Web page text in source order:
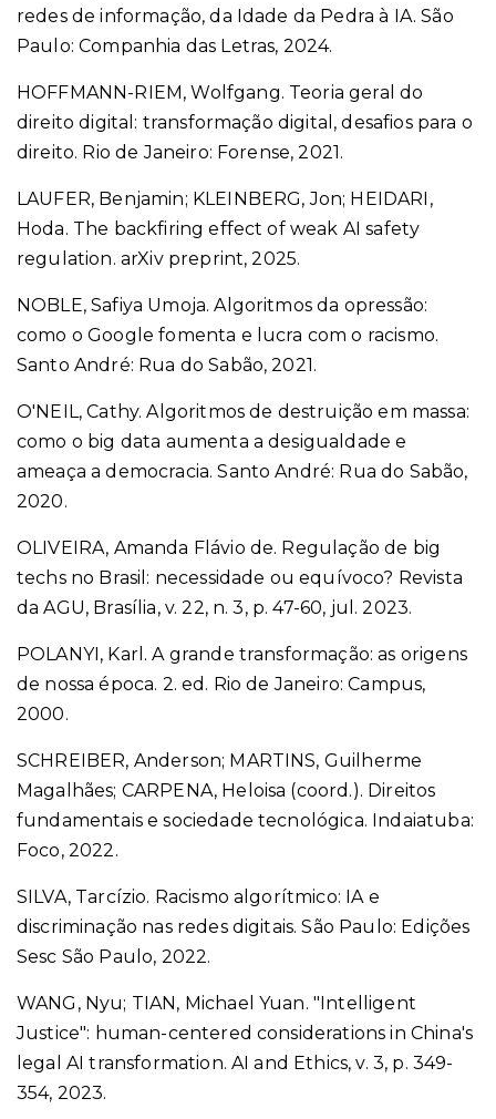
redes de informação, da Idade da Pedra à IA. São
Paulo: Companhia das Letras, 2024.
HOFFMANN-RIEM, Wolfgang. Teoria geral do
direito digital: transformação digital, desafios para o
direito. Rio de Janeiro: Forense, 2021.
LAUFER, Benjamin; KLEINBERG, Jon; HEIDARI,
Hoda. The backfiring effect of weak AI safety
regulation. arXiv preprint, 2025.
NOBLE, Safiya Umoja. Algoritmos da opressão:
como o Google fomenta e lucra com o racismo.
Santo André: Rua do Sabão, 2021.
O'NEIL, Cathy. Algoritmos de destruição em massa:
como o big data aumenta a desigualdade e
ameaça a democracia. Santo André: Rua do Sabão,
2020.
OLIVEIRA, Amanda Flávio de. Regulação de big
techs no Brasil: necessidade ou equívoco? Revista
da AGU, Brasília, v. 22, n. 3, p. 47-60, jul. 2023.
POLANYI, Karl. A grande transformação: as origens
de nossa época. 2. ed. Rio de Janeiro: Campus,
2000.
SCHREIBER, Anderson; MARTINS, Guilherme
Magalhães; CARPENA, Heloisa (coord.). Direitos
fundamentais e sociedade tecnológica. Indaiatuba:
Foco, 2022.
SILVA, Tarcízio. Racismo algorítmico: IA e
discriminação nas redes digitais. São Paulo: Edições
Sesc São Paulo, 2022.
WANG, Nyu; TIAN, Michael Yuan. "Intelligent
Justice": human-centered considerations in China's
legal AI transformation.AI and Ethics, v. 3, p. 349-
354, 2023.